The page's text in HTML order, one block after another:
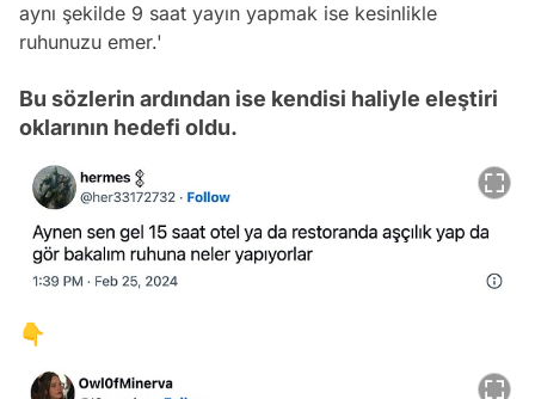
aynı şekilde 9 saat yayın yapmak ise kesinlikle
ruhunuzu emer.'
Bu sözlerin ardından ise kendisi haliyle eleştiri
oklarının hedefi oldu.
👇